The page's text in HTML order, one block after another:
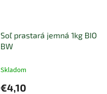
Soľ prastará jemná 1kg BIO
BW
Skladom
€4,10